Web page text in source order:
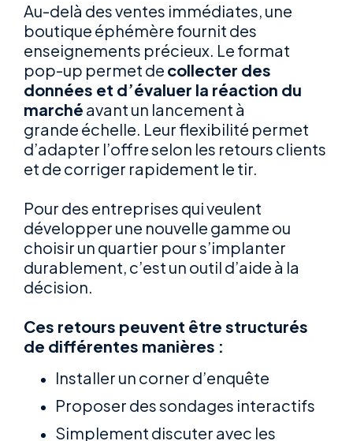
Au-delà des ventes immédiates, une
boutique éphémère fournit des
enseignements précieux. Le format
pop-up permet de collecter des
données et d’évaluer la réaction du
marché avant un lancement à
grande échelle. Leur flexibilité permet
d’adapter l’offre selon les retours clients
et de corriger rapidement le tir.
Pour des entreprises qui veulent
développer une nouvelle gamme ou
choisir un quartier pour s’implanter
durablement, c’est un outil d’aide à la
décision.
Ces retours peuvent être structurés
de différentes manières :
Installer un corner d’enquête
Proposer des sondages interactifs
Simplement discuter avec les